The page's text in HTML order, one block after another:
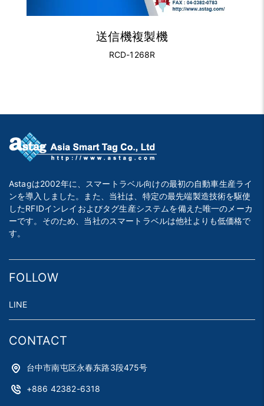
送信機複製機
RCD-1268R
Astagは2002年に、スマートラベル向けの最初の自動車生産ライ
ンを導入しました。また、当社は、特定の最先端製造技術を駆使
したRFIDインレイおよびタグ生産システムを備えた唯一のメーカ
ーです。そのため、当社のスマートラベルは他社よりも低価格で
す。
FOLLOW
LINE
CONTACT
台中市南屯区永春东路3段475号
+886 42382-6318